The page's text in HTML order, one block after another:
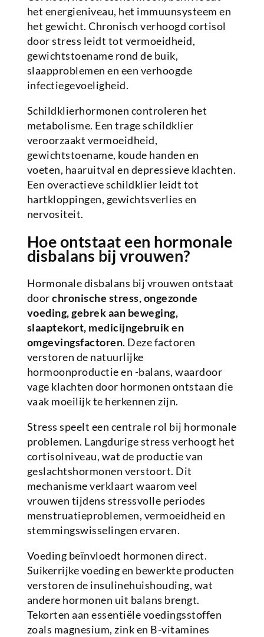
het energieniveau, het immuunsysteem en
het gewicht. Chronisch verhoogd cortisol
door stress leidt tot vermoeidheid,
gewichtstoename rond de buik,
slaapproblemen en een verhoogde
infectiegevoeligheid.
Schildklierhormonen controleren het
metabolisme. Een trage schildklier
veroorzaakt vermoeidheid,
gewichtstoename, koude handen en
voeten, haaruitval en depressieve klachten.
Een overactieve schildklier leidt tot
hartkloppingen, gewichtsverlies en
nervositeit.
Hoe ontstaat een hormonale
disbalans bij vrouwen?
Hormonale disbalans bij vrouwen ontstaat
doorchronische stress, ongezonde
voeding, gebrek aan beweging,
slaaptekort, medicijngebruik en
omgevingsfactoren. Deze factoren
verstoren de natuurlijke
hormoonproductie en -balans, waardoor
vage klachten door hormonen ontstaan die
vaak moeilijk te herkennen zijn.
Stress speelt een centrale rol bij hormonale
problemen. Langdurige stress verhoogt het
cortisolniveau, wat de productie van
geslachtshormonen verstoort. Dit
mechanisme verklaart waarom veel
vrouwen tijdens stressvolle periodes
menstruatieproblemen, vermoeidheid en
stemmingswisselingen ervaren.
Voeding beïnvloedt hormonen direct.
Suikerrijke voeding en bewerkte producten
verstoren de insulinehuishouding, wat
andere hormonen uit balans brengt.
Tekorten aan essentiële voedingsstoffen
zoals magnesium, zink en B-vitamines